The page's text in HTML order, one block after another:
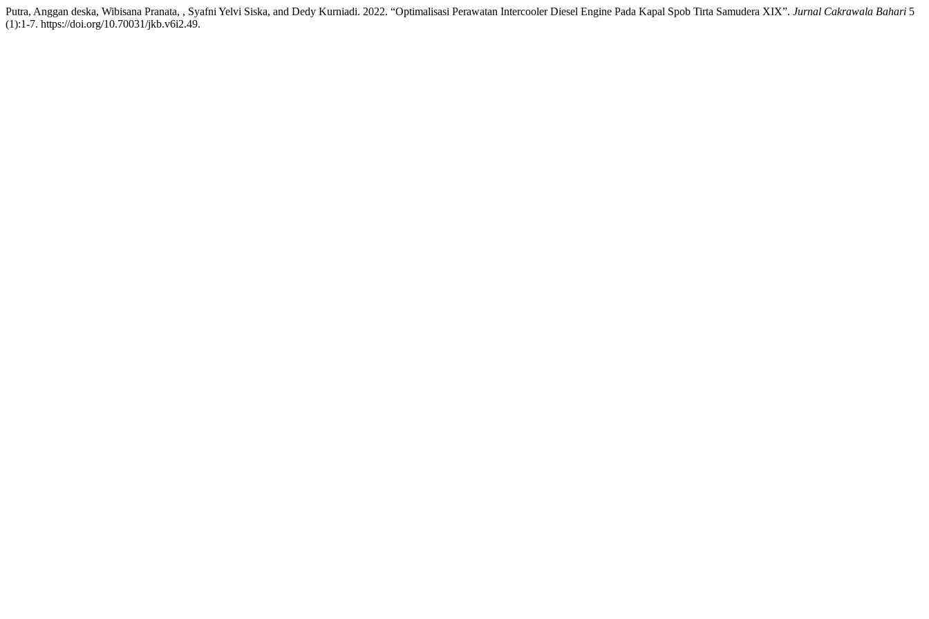
Putra, Anggan deska, Wibisana Pranata, , Syafni Yelvi Siska, and Dedy Kurniadi. 2022. “Optimalisasi Perawatan Intercooler Diesel Engine Pada Kapal Spob Tirta Samudera XIX”. Jurnal Cakrawala Bahari 5
(1):1-7. https://doi.org/10.70031/jkb.v6i2.49.